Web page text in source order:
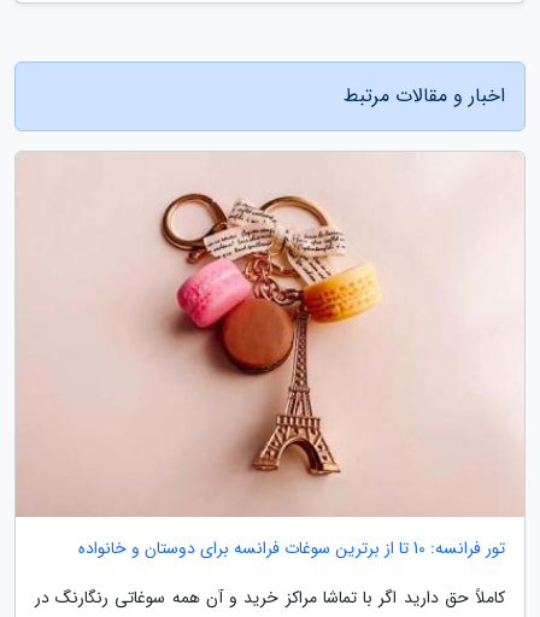
اخبار و مقالات مرتبط
تور فرانسه: 10 تا از برترین سوغات فرانسه برای دوستان و خانواده
کاملاً حق دارید اگر با تماشا مراکز خرید و آن همه سوغاتی رنگارنگ در